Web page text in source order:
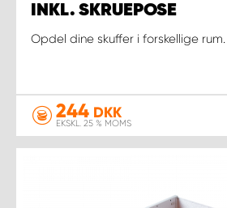
INKL. SKRUEPOSE
Opdel dine skuffer i forskellige rum.
244 DKK
EKSKL. 25 % MOMS